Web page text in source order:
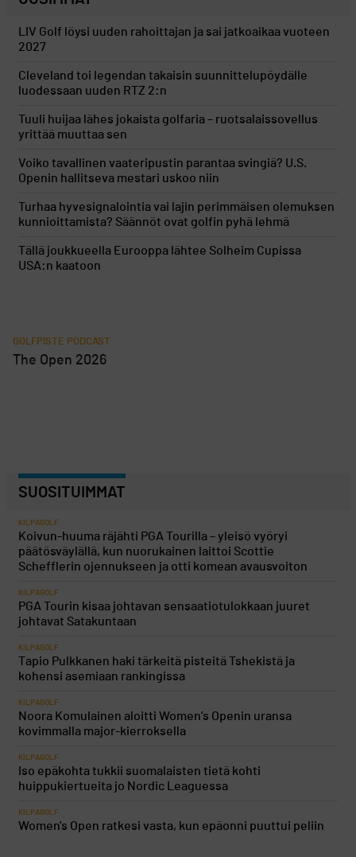
LIV Golf löysi uuden rahoittajan ja sai jatkoaikaa vuoteen
2027
Cleveland toi legendan takaisin suunnittelupöydälle
luodessaan uuden RTZ 2:n
Tuuli huijaa lähes jokaista golfaria – ruotsalaissovellus
yrittää muuttaa sen
Voiko tavallinen vaateripustin parantaa svingiä? U.S.
Openin hallitseva mestari uskoo niin
Turhaa hyvesignalointia vai lajin perimmäisen olemuksen
kunnioittamista? Säännöt ovat golfin pyhä lehmä
Tällä joukkueella Eurooppa lähtee Solheim Cupissa
USA:n kaatoon
GOLFPISTE PODCAST
The Open 2026
SUOSITUIMMAT
KILPAGOLF
Koivun-huuma räjähti PGA Tourilla – yleisö vyöryi
päätösväylällä, kun nuorukainen laittoi Scottie
Schefflerin ojennukseen ja otti komean avausvoiton
KILPAGOLF
PGA Tourin kisaa johtavan sensaatiotulokkaan juuret
johtavat Satakuntaan
KILPAGOLF
Tapio Pulkkanen haki tärkeitä pisteitä Tshekistä ja
kohensi asemiaan rankingissa
KILPAGOLF
Noora Komulainen aloitti Women’s Openin uransa
kovimmalla major-kierroksella
KILPAGOLF
Iso epäkohta tukkii suomalaisten tietä kohti
huippukiertueita jo Nordic Leaguessa
KILPAGOLF
Women's Open ratkesi vasta, kun epäonni puuttui peliin